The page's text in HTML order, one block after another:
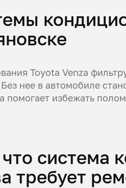
Toyota Venza
нее в автомобиле
помогает избежать
система
требует